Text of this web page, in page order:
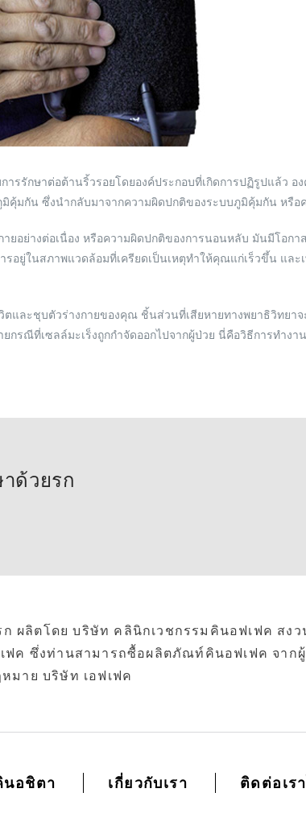
ารรักษาต่อต้านริ้วรอยโดยองค์ประกอบที่เกิดการปฏิรูปแล้ว อ
คุ้มกัน ซึ่งนำกลับมาจากความผิดปกติของระบบภูมิคุ้มกัน หรือ
ยอย่างต่อเนื่อง หรือความผิดปกติของการนอนหลับ มันมีโอ
รอยู่ในสภาพแวดล้อมที่เครียดเป็นเหตุทำให้คุณแก่เร็วขึ้น และ
และชุบตัวร่างกายของคุณ ชิ้นส่วนที่เสียหายทางพยาธิวิทยาจ
กรณีที่เซลล์มะเร็งถูกกำจัดออกไปจากผู้ป่วย นี่คือวิธีการทำงา
ด้วยรก
ผลิตโดย บริษัท คลินิกเวชกรรมคินอฟเฟค สงว
ค ซึ่งท่านสามารถซื้อผลิตภัณท์คินอฟเฟค จาก
มาย บริษัท เอฟเฟค
นอชิตา เกี่ยวกับเรา ติดต่อเร